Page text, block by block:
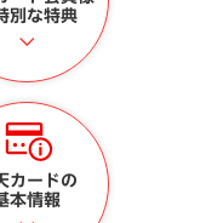
別な特典
カードの
本情報